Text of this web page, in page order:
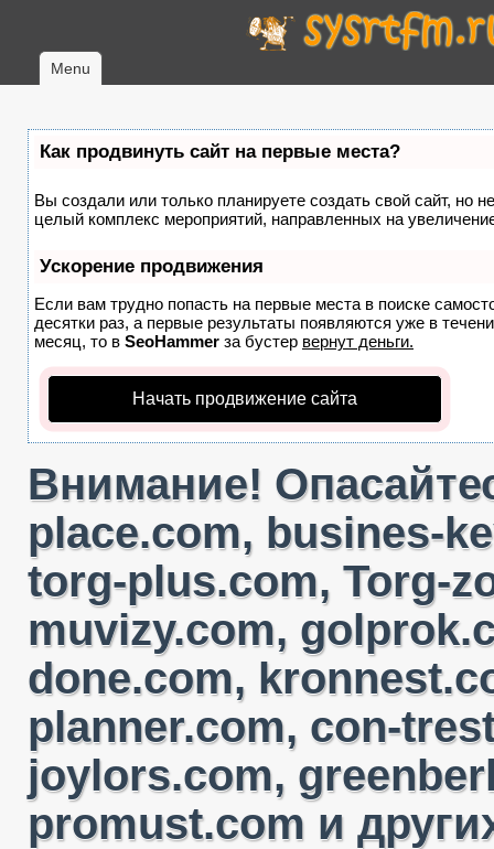
Menu
Как продвинуть сайт на первые места?
Вы создали или только планируете создать свой сайт, но
целый комплекс мероприятий, направленных на
Ускорение продвижения
Если вам трудно попасть на первые места в поиске
десятки раз, а первые результаты появляются уже в
месяц, то в SeoHammer за бустер вернут деньги.
Начать продвижение сайта
Внимание!
place.com, busines-
torg-plus.com, Torg-
muvizy.com,
done.com,
planner.com, con-
joylors.com,
promust.com и